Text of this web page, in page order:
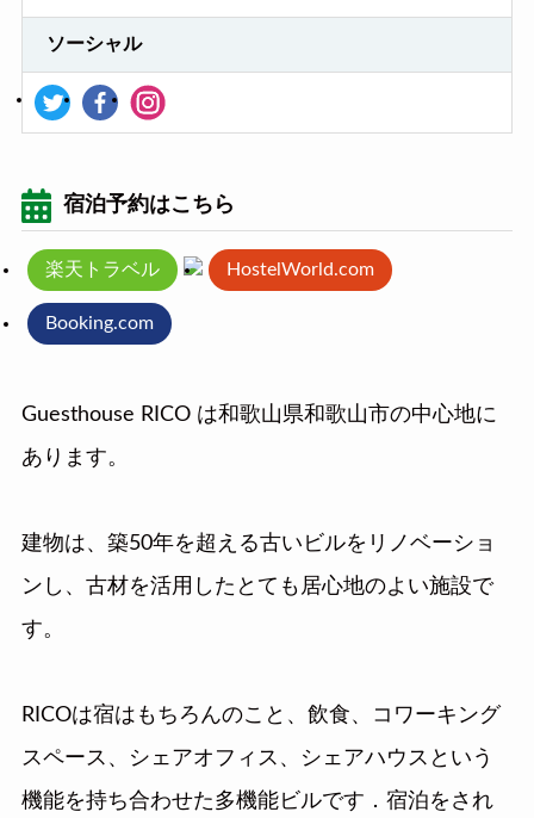
ソーシャル
宿泊予約はこちら
楽天トラベル HostelWorld.com
Booking.com
Guesthouse RICO は和歌山県和歌山市の中心地に
あります。
建物は、築50年を超える古いビルをリノベーショ
ンし、古材を活用したとても居心地のよい施設で
す。
RICOは宿はもちろんのこと、飲食、コワーキング
スペース、シェアオフィス、シェアハウスという
機能を持ち合わせた多機能ビルです．宿泊をされ